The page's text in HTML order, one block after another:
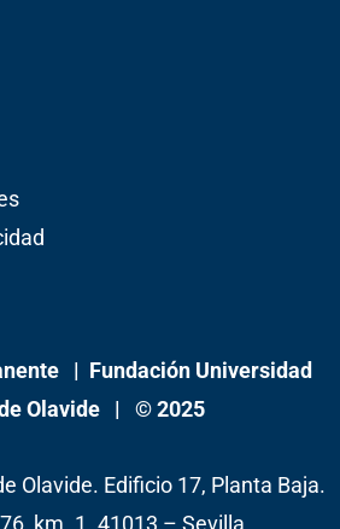
| Fundación Universidad
Olavide| © 2025
Olavide. Edificio 17, Planta Baja.